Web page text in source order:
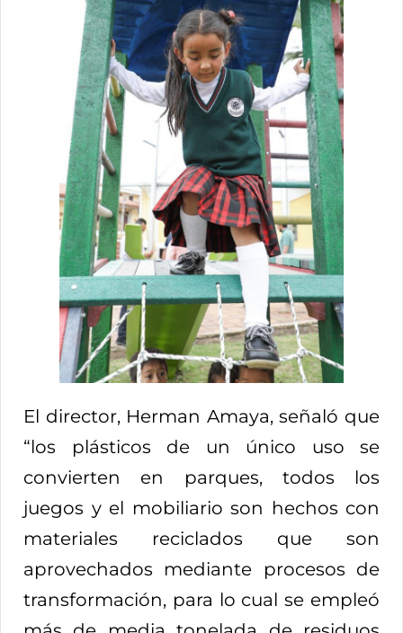
El director, Herman Amaya, señaló que
“los plásticos de un único uso se
convierten en parques, todos los
juegos y el mobiliario son hechos con
materiales reciclados que son
aprovechados mediante procesos de
transformación, para lo cual se empleó